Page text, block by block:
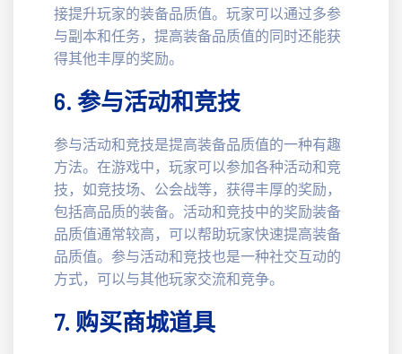
接提升玩家的装备品质值。玩家可以通过多参
与副本和任务，提高装备品质值的同时还能获
得其他丰厚的奖励。
6. 参与活动和竞技
参与活动和竞技是提高装备品质值的一种有趣
方法。在游戏中，玩家可以参加各种活动和竞
技，如竞技场、公会战等，获得丰厚的奖励，
包括高品质的装备。活动和竞技中的奖励装备
品质值通常较高，可以帮助玩家快速提高装备
品质值。参与活动和竞技也是一种社交互动的
方式，可以与其他玩家交流和竞争。
7. 购买商城道具